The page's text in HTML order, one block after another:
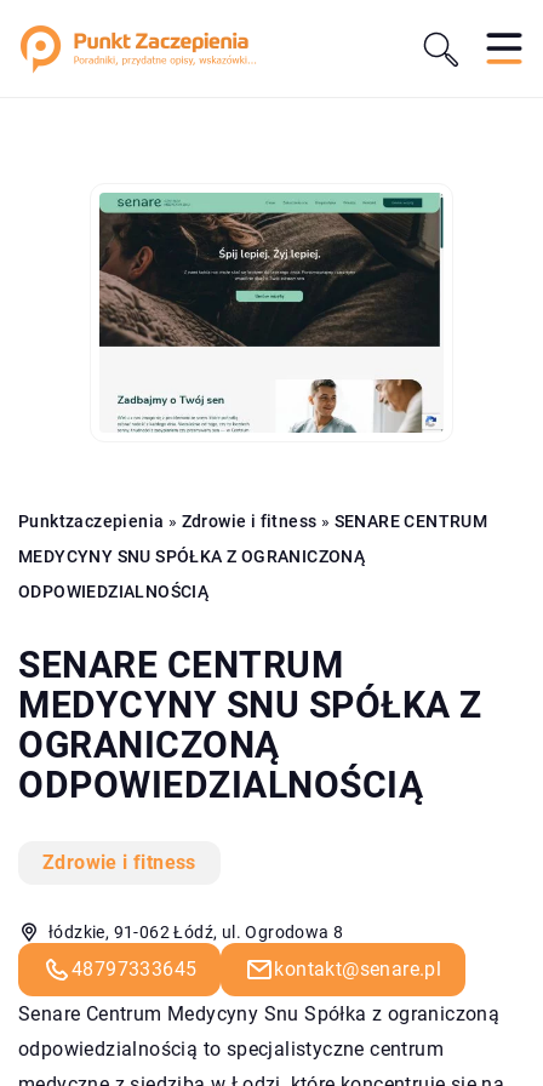
Punktzaczepienia » Zdrowie i fitness » SENARE CENTRUM
MEDYCYNY SNU SPÓŁKA Z OGRANICZONĄ
ODPOWIEDZIALNOŚCIĄ
SENARE CENTRUM
MEDYCYNY SNU SPÓŁKA Z
OGRANICZONĄ
ODPOWIEDZIALNOŚCIĄ
Zdrowie i fitness
łódzkie, 91-062 Łódź, ul. Ogrodowa 8
48797333645
kontakt@senare.pl
Senare Centrum Medycyny Snu Spółka z ograniczoną
odpowiedzialnością to specjalistyczne centrum